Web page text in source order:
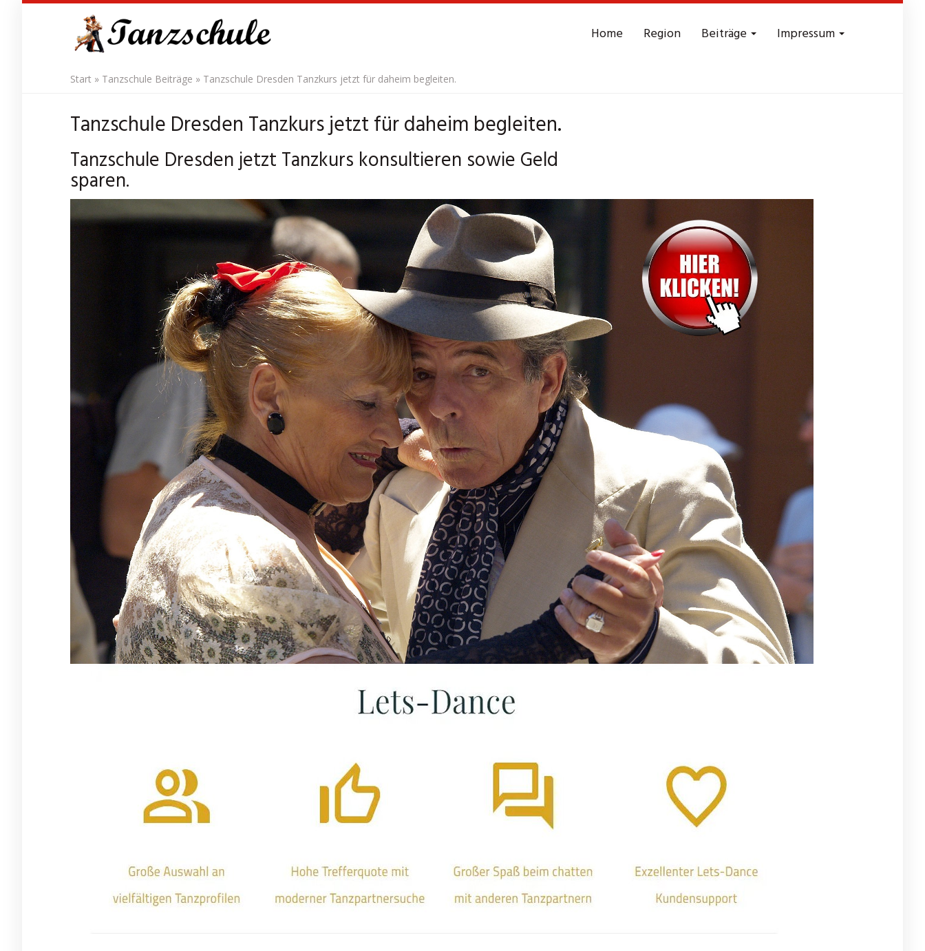
Home Region Beiträge Impressum
Start » Tanzschule Beiträge » Tanzschule Dresden Tanzkurs jetzt für daheim begleiten.
Tanzschule Dresden Tanzkurs jetzt für daheim begleiten.
Tanzschule Dresden jetzt Tanzkurs konsultieren sowie Geld
sparen.